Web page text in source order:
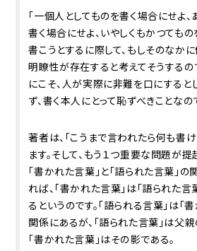
「一個人としてものを書く場合にせよ
書く場合にせよ、いやしくもかつても
書こうとするに際して、もしそのなか
明瞭性が存在すると考えてそうするの
にこそ、人が実際に非難を口にすると
ず、書く本人にとって恥ずべきことなの
著者は、「こうまで言われたら何も書
ます。そして、もう１つ重要な問題が提
「書かれた言葉」と「語られた言葉」の
れば、「書かれた言葉」は「語られた
るというのです。「語られる言葉」は「
関係にあるが、「語られた言葉」は父
「書かれた言葉」はその影である。